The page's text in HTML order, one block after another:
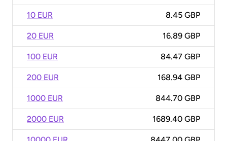
10 EUR 8.45 GBP
20 EUR 16.89 GBP
100 EUR 84.47 GBP
200 EUR 168.94 GBP
1000 EUR 844.70 GBP
2000 EUR 1689.40 GBP